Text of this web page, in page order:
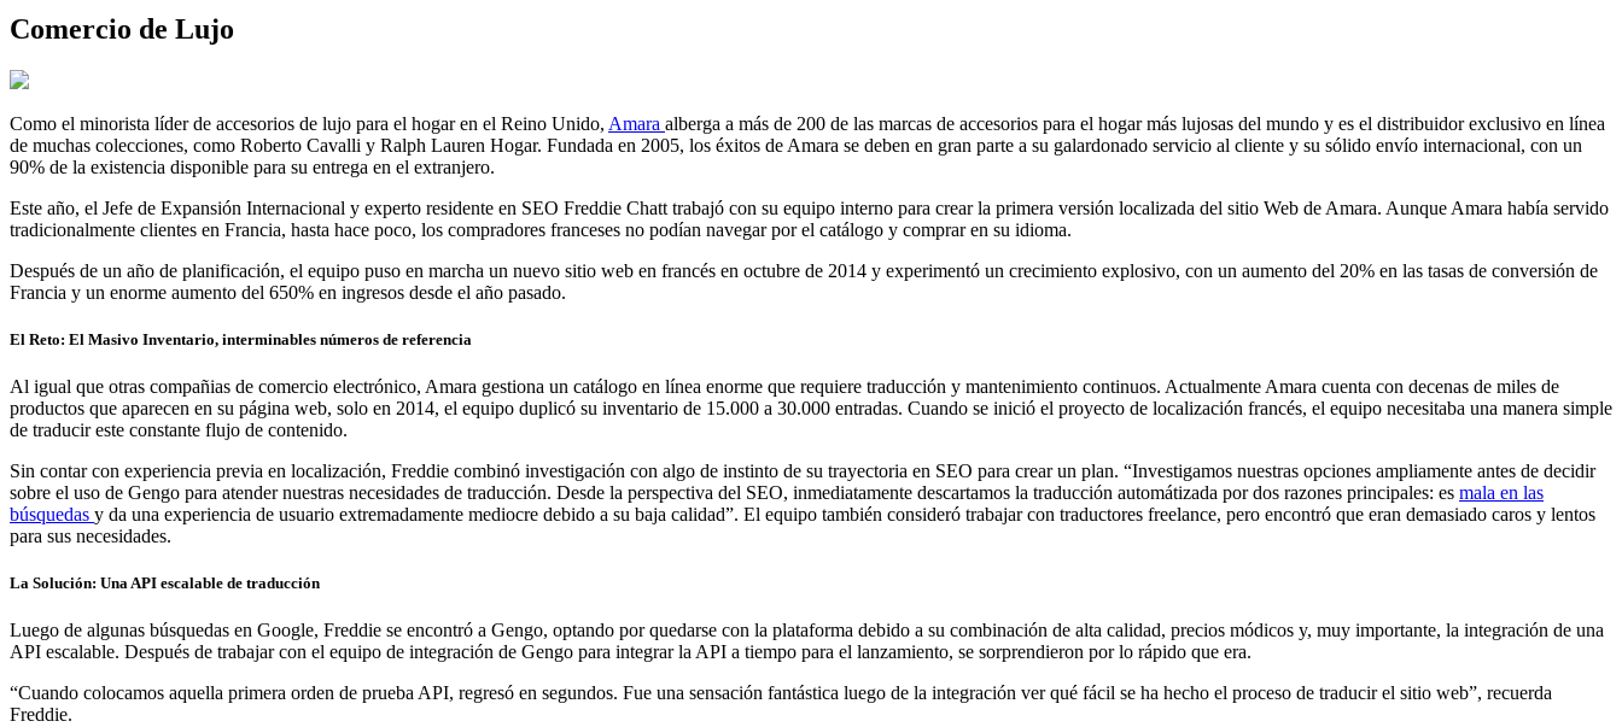
Comercio de Lujo
Como el minorista líder de accesorios de lujo para el hogar en el Reino Unido, Amara alberga a más de 200 de las marcas de accesorios para el hogar más lujosas del mundo y es el distribuidor exclusivo en línea
de muchas colecciones, como Roberto Cavalli y Ralph Lauren Hogar. Fundada en 2005, los éxitos de Amara se deben en gran parte a su galardonado servicio al cliente y su sólido envío internacional, con un
90% de la existencia disponible para su entrega en el extranjero.
Este año, el Jefe de Expansión Internacional y experto residente en SEO Freddie Chatt trabajó con su equipo interno para crear la primera versión localizada del sitio Web de Amara. Aunque Amara había servido
tradicionalmente clientes en Francia, hasta hace poco, los compradores franceses no podían navegar por el catálogo y comprar en su idioma.
Después de un año de planificación, el equipo puso en marcha un nuevo sitio web en francés en octubre de 2014 y experimentó un crecimiento explosivo, con un aumento del 20% en las tasas de conversión de
Francia y un enorme aumento del 650% en ingresos desde el año pasado.
El Reto: El Masivo Inventario, interminables números de referencia
Al igual que otras compañias de comercio electrónico, Amara gestiona un catálogo en línea enorme que requiere traducción y mantenimiento continuos. Actualmente Amara cuenta con decenas de miles de
productos que aparecen en su página web, solo en 2014, el equipo duplicó su inventario de 15.000 a 30.000 entradas. Cuando se inició el proyecto de localización francés, el equipo necesitaba una manera simple
de traducir este constante flujo de contenido.
Sin contar con experiencia previa en localización, Freddie combinó investigación con algo de instinto de su trayectoria en SEO para crear un plan. “Investigamos nuestras opciones ampliamente antes de decidir
sobre el uso de Gengo para atender nuestras necesidades de traducción. Desde la perspectiva del SEO, inmediatamente descartamos la traducción automátizada por dos razones principales: es mala en las
búsquedas y da una experiencia de usuario extremadamente mediocre debido a su baja calidad”. El equipo también consideró trabajar con traductores freelance, pero encontró que eran demasiado caros y lentos
para sus necesidades.
La Solución: Una API escalable de traducción
Luego de algunas búsquedas en Google, Freddie se encontró a Gengo, optando por quedarse con la plataforma debido a su combinación de alta calidad, precios módicos y, muy importante, la integración de una
API escalable. Después de trabajar con el equipo de integración de Gengo para integrar la API a tiempo para el lanzamiento, se sorprendieron por lo rápido que era.
“Cuando colocamos aquella primera orden de prueba API, regresó en segundos. Fue una sensación fantástica luego de la integración ver qué fácil se ha hecho el proceso de traducir el sitio web”, recuerda
Freddie.